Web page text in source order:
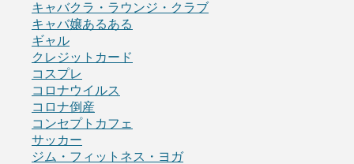
キャバクラ・ラウンジ・クラブ
キャバ嬢あるある
ギャル
クレジットカード
コスプレ
コロナウイルス
コロナ倒産
コンセプトカフェ
サッカー
ジム・フィットネス・ヨガ